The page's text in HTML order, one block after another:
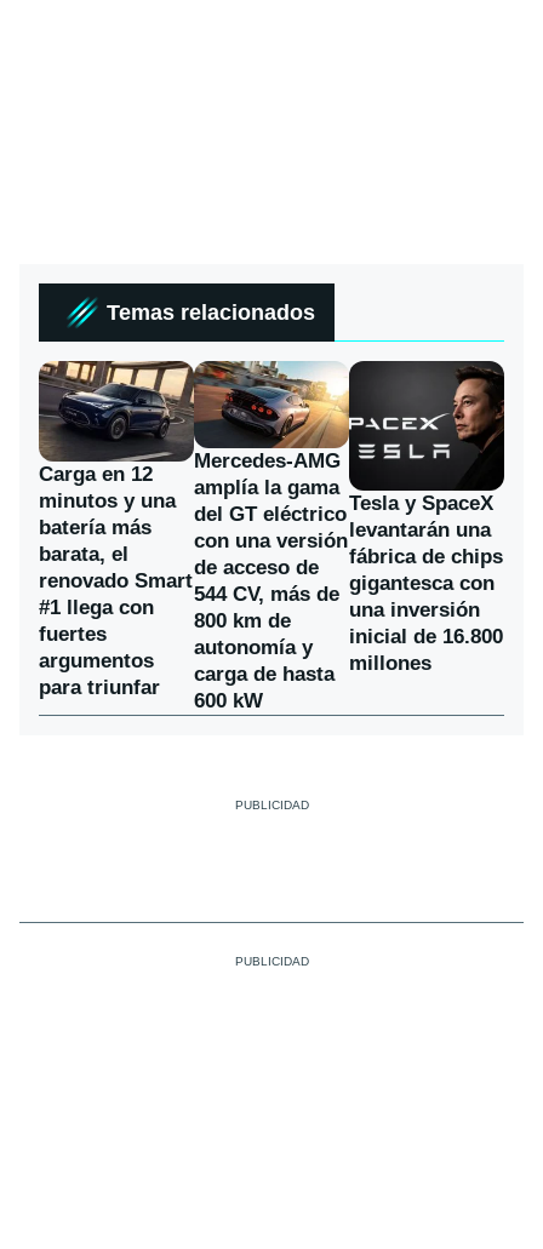
Temas relacionados
Carga en 12
minutos y una
batería más
barata, el
renovado Smart
#1 llega con
fuertes
argumentos
para triunfar
Mercedes-AMG
amplía la gama
del GT eléctrico
con una versión
de acceso de
544 CV, más de
800 km de
autonomía y
carga de hasta
600 kW
Tesla y SpaceX
levantarán una
fábrica de chips
gigantesca con
una inversión
inicial de 16.800
millones